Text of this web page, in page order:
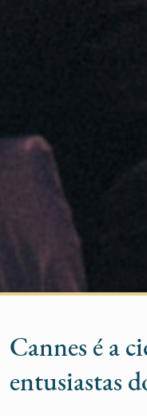
Cannes é a
entusiastas